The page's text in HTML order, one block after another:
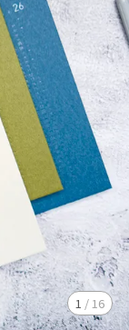
1 / 16